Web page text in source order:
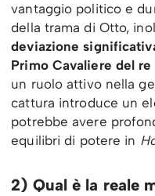
vantaggio politico e
della trama di Otto,
deviazione
Primo Cavaliere del re
un ruolo attivo nella
cattura introduce un
potrebbe avere
equilibri di potere in
2) Qual è la reale